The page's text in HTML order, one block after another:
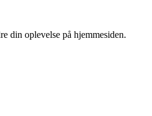
din oplevelse på hjemmesiden.